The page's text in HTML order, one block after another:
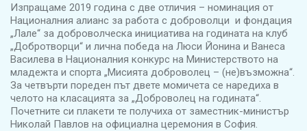
Изпращаме 2019 година с две отличия – номинация от
Националния алианс за работа с доброволци и фондация
„Лале“ за доброволческа инициатива на годината на клуб
„Добротворци“ и лична победа на Люси Йонина и Ванеса
Василева в Националния конкурс на Министерството на
младежта и спорта „Мисията доброволец – (не)възможна“.
За четвърти пореден път двете момичета се наредиха в
челото на класацията за „Доброволец на годината“.
Почетните си плакети те получиха от заместник-министър
Николай Павлов на официална церемония в София.